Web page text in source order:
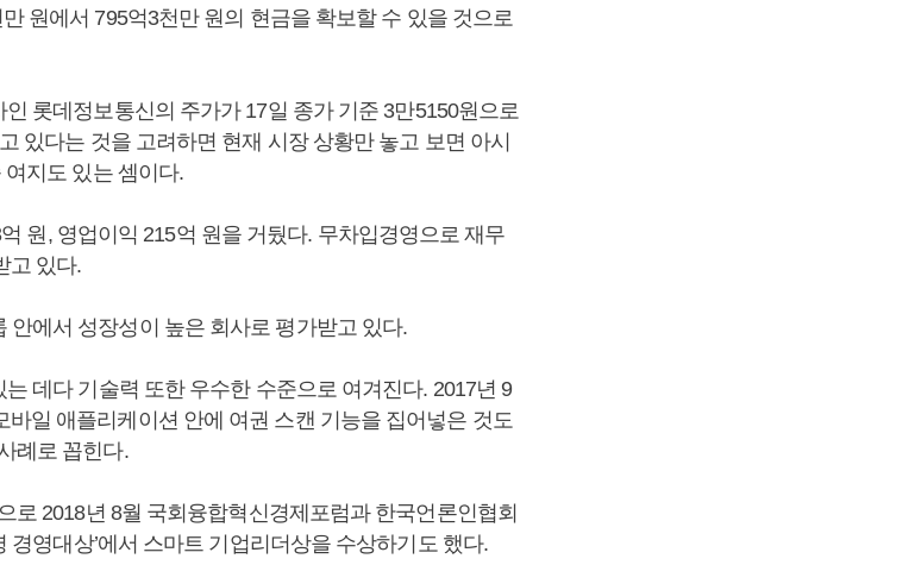
원에서 795억3천만 원의 현금을 확보할 수 있을 것으로
롯데정보통신의 주가가 17일 종가 기준 3만5150원으로
있다는 것을 고려하면 현재 시장 상황만 놓고 보면 아시
지도 있는 셈이다.
원, 영업이익 215억 원을 거뒀다. 무차입경영으로 재무
고 있다.
안에서 성장성이 높은 회사로 평가받고 있다.
데다 기술력 또한 우수한 수준으로 여겨진다. 2017년 9
일 애플리케이션 안에 여권 스캔 기능을 집어넣은 것도
례로 꼽힌다.
로 2018년 8월 국회융합혁신경제포럼과 한국언론인협회
경영대상’에서 스마트 기업리더상을 수상하기도 했다.